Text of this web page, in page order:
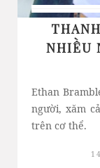
NHIỀU
Ethan
người, xăm
trên cơ thể.